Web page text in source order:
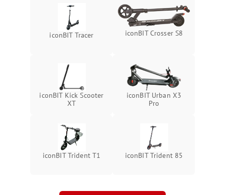
iconBIT Tracer iconBIT Crosser S8
iconBIT Kick Scooter
XT
iconBIT Urban X3
Pro
iconBIT Trident T1 iconBIT Trident 85